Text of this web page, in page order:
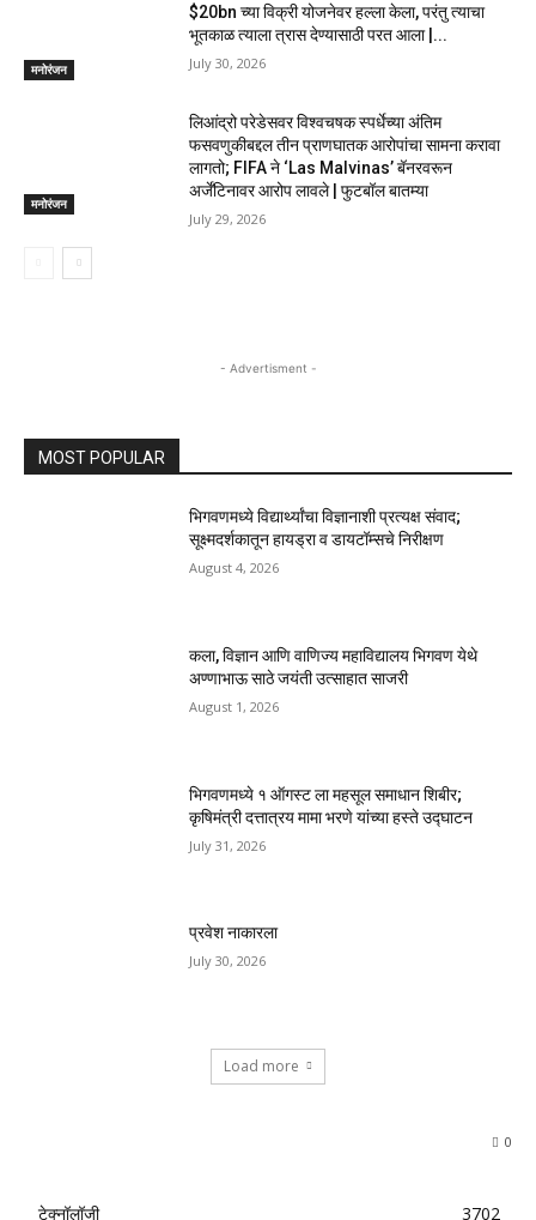
मनोरंजन
$20bn च्या विक्री योजनेवर हल्ला केला, परंतु त्याचा
भूतकाळ त्याला त्रास देण्यासाठी परत आला |...
July 30, 2026
मनोरंजन
लिआंद्रो परेडेसवर विश्वचषक स्पर्धेच्या अंतिम
फसवणुकीबद्दल तीन प्राणघातक आरोपांचा सामना करावा
लागतो; FIFA ने ‘Las Malvinas’ बॅनरवरून
अर्जेंटिनावर आरोप लावले | फुटबॉल बातम्या
July 29, 2026
- Advertisment -
MOST POPULAR
भिगवणमध्ये विद्यार्थ्यांचा विज्ञानाशी प्रत्यक्ष संवाद;
सूक्ष्मदर्शकातून हायड्रा व डायटॉम्सचे निरीक्षण
August 4, 2026
कला, विज्ञान आणि वाणिज्य महाविद्यालय भिगवण येथे
अण्णाभाऊ साठे जयंती उत्साहात साजरी
August 1, 2026
भिगवणमध्ये १ ऑगस्ट ला महसूल समाधान शिबीर;
कृषिमंत्री दत्तात्रय मामा भरणे यांच्या हस्ते उद्घाटन
July 31, 2026
प्रवेश नाकारला
July 30, 2026
Load more
0
टेक्नॉलॉजी 3702